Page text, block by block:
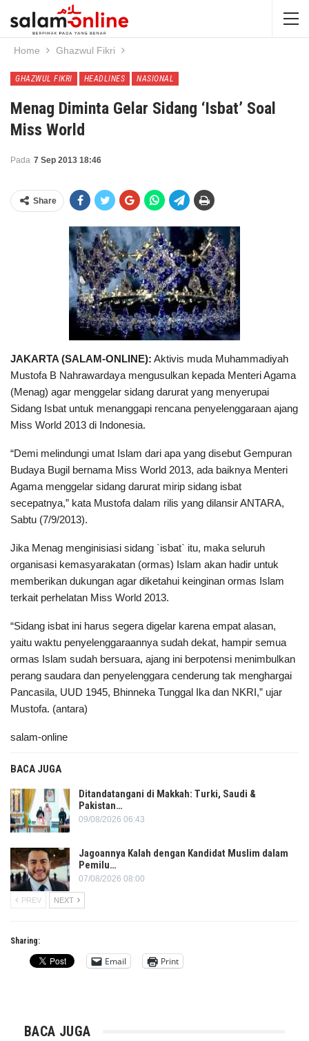
Home Ghazwul Fikri
GHAZWUL FIKRI HEADLINES NASIONAL
Menag Diminta Gelar Sidang ‘Isbat’ Soal
Miss World
Pada 7 Sep 2013 18:46
Share
JAKARTA (SALAM-ONLINE): Aktivis muda Muhammadiyah
Mustofa B Nahrawardaya mengusulkan kepada Menteri Agama
(Menag) agar menggelar sidang darurat yang menyerupai
Sidang Isbat untuk menanggapi rencana penyelenggaraan ajang
Miss World 2013 di Indonesia.
“Demi melindungi umat Islam dari apa yang disebut Gempuran
Budaya Bugil bernama Miss World 2013, ada baiknya Menteri
Agama menggelar sidang darurat mirip sidang isbat
secepatnya,” kata Mustofa dalam rilis yang dilansir ANTARA,
Sabtu (7/9/2013).
Jika Menag menginisiasi sidang `isbat` itu, maka seluruh
organisasi kemasyarakatan (ormas) Islam akan hadir untuk
memberikan dukungan agar diketahui keinginan ormas Islam
terkait perhelatan Miss World 2013.
“Sidang isbat ini harus segera digelar karena empat alasan,
yaitu waktu penyelenggaraannya sudah dekat, hampir semua
ormas Islam sudah bersuara, ajang ini berpotensi menimbulkan
perang saudara dan penyelenggara cenderung tak menghargai
Pancasila, UUD 1945, Bhinneka Tunggal Ika dan NKRI,” ujar
Mustofa. (antara)
salam-online
BACA JUGA
Ditandatangani di Makkah: Turki, Saudi &
Pakistan…
09/08/2026 06:43
Jagoannya Kalah dengan Kandidat Muslim dalam
Pemilu…
07/08/2026 08:00
PREV NEXT
Sharing:
Email Print
BACA JUGA